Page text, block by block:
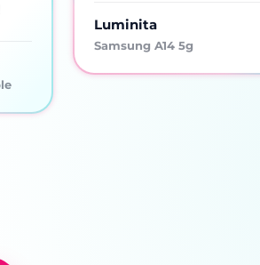
Luminita
Samsung A14 5g